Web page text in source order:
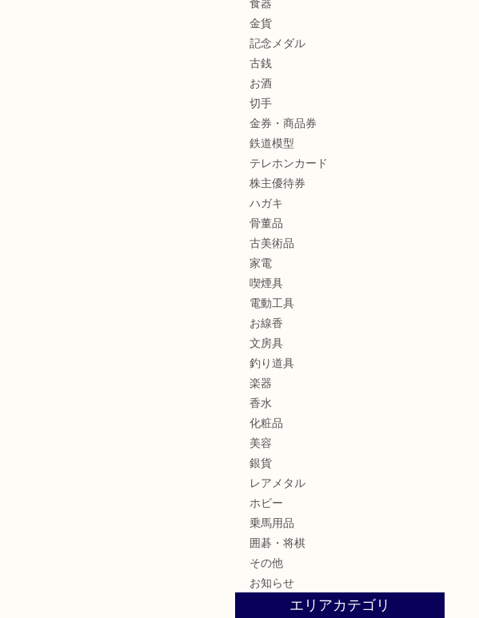
金貨
記念メダル
古銭
お酒
切手
金券・商品券
鉄道模型
テレホンカード
株主優待券
ハガキ
骨董品
古美術品
家電
喫煙具
電動工具
お線香
文房具
釣り道具
楽器
香水
化粧品
美容
銀貨
レアメタル
ホビー
乗馬用品
囲碁・将棋
その他
お知らせ
エリアカテゴリ